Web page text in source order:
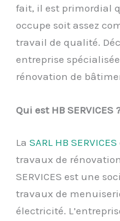
fait, il est primordial
occupe soit assez
travail de qualité.
entreprise
rénovation de
Qui est HB SERVICES
LaSARL HB SERVICES
travaux de
SERVICES est une
travaux de
électricité.